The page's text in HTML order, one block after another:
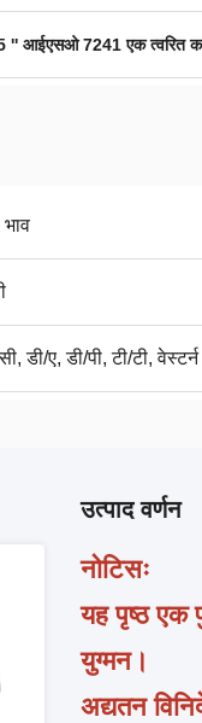
'' आईएसओ 7241 एक त्वरित
डी/ए, डी/पी, टी/टी,
उत्पाद वर्णन
नोटिसः
यह पृष्ठ एक
युग्मन।
अद्यतन